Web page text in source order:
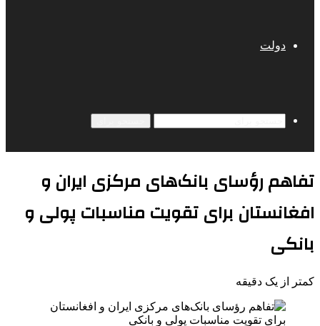
دولت
تفاهم رؤسای‌ بانک‌های مرکزی ایران و
افغانستان برای تقویت مناسبات پولی و
بانکی
کمتر از یک دقیقه